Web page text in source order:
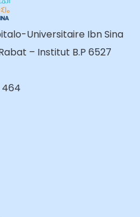
Universitaire Ibn Sina
– Institut B.P 6527
464